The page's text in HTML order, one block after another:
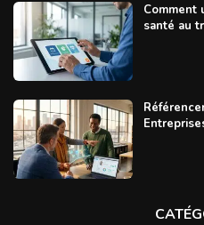
Comment
santé au